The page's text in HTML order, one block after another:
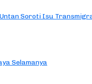
Soroti Isu
Selamanya